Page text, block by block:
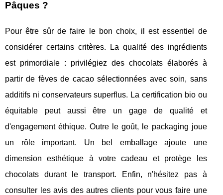
Pâques ?
Pour être sûr de faire le bon choix, il est essentiel de
considérer certains critères. La qualité des ingrédients
est primordiale : privilégiez des chocolats élaborés à
partir de fèves de cacao sélectionnées avec soin, sans
additifs ni conservateurs superflus. La certification bio ou
équitable peut aussi être un gage de qualité et
d'engagement éthique. Outre le goût, le packaging joue
un rôle important. Un bel emballage ajoute une
dimension esthétique à votre cadeau et protège les
chocolats durant le transport. Enfin, n'hésitez pas à
consulter les avis des autres clients pour vous faire une